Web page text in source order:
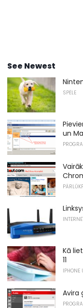
See Newest
SPĒLE
un
Kā
11
IPHONE
Avira